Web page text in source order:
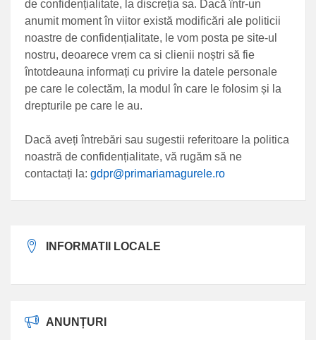
de confidențialitate, la discreția sa. Dacă într-un
anumit moment în viitor există modificări ale politicii
noastre de confidențialitate, le vom posta pe site-ul
nostru, deoarece vrem ca si clienii noștri să fie
întotdeauna informați cu privire la datele personale
pe care le colectăm, la modul în care le folosim și la
drepturile pe care le au.
Dacă aveți întrebări sau sugestii referitoare la politica
noastră de confidențialitate, vă rugăm să ne
contactați la: gdpr@primariamagurele.ro
INFORMATII LOCALE
ANUNȚURI